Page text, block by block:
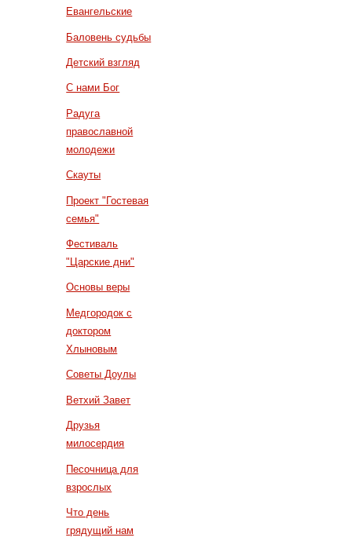
Евангельские
Баловень судьбы
Детский взгляд
С нами Бог
Радуга
православной
молодежи
Скауты
Проект "Гостевая
семья"
Фестиваль
"Царские дни"
Основы веры
Медгородок с
доктором
Хлыновым
Советы Доулы
Ветхий Завет
Друзья
милосердия
Песочница для
взрослых
Что день
грядущий нам